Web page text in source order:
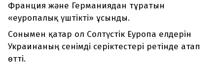
Франция және Германиядан тұратын
«еуропалық үштікті» ұсынды.
Сонымен қатар ол Солтүстік Еуропа елдерін
Украинаның сенімді серіктестері ретінде атап
өтті.